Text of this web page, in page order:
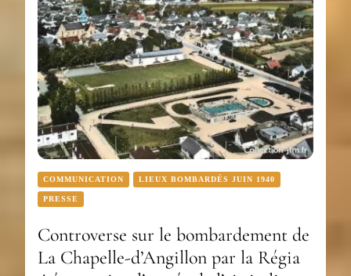
COMMUNICATION LIEUX BOMBARDÉS JUIN 1940
PRESSE
Controverse sur le bombardement de
La Chapelle-d’Angillon par la Régia